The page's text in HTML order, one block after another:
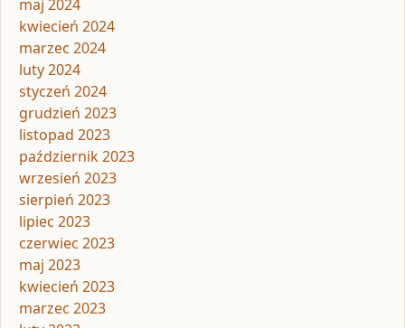
maj 2024
kwiecień 2024
marzec 2024
luty 2024
styczeń 2024
grudzień 2023
listopad 2023
październik 2023
wrzesień 2023
sierpień 2023
lipiec 2023
czerwiec 2023
maj 2023
kwiecień 2023
marzec 2023